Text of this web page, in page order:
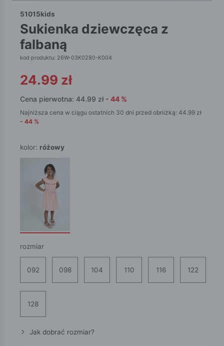
51015kids
sukienka dziewczęca z
falbaną
kod produktu: 26W-03K0280-K004
24.99 zł
Cena pierwotna: 44.99 zł - 44 %
Najniższa cena w ciągu ostatnich 30 dni przed obniżką: 44.99 zł
- 44 %
kolor: różowy
rozmiar
092 098 104 110 116 122
128
Jak dobrać rozmiar?